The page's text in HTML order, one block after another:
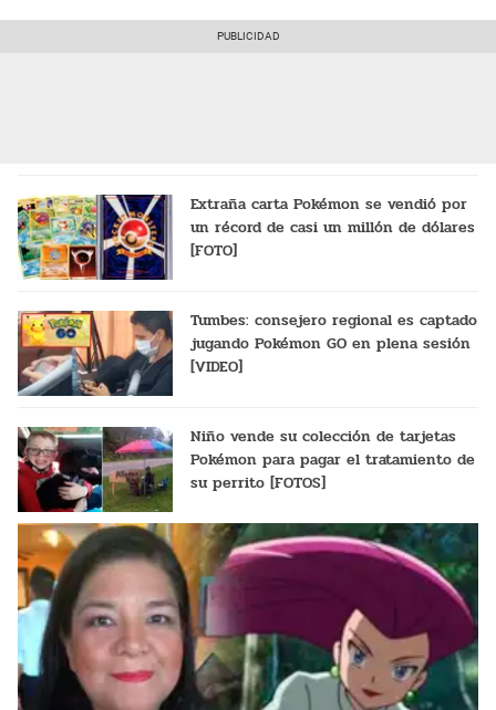
Extraña carta Pokémon se vendió por
un récord de casi un millón de dólares
[FOTO]
Tumbes: consejero regional es captado
jugando Pokémon GO en plena sesión
[VIDEO]
Niño vende su colección de tarjetas
Pokémon para pagar el tratamiento de
su perrito [FOTOS]